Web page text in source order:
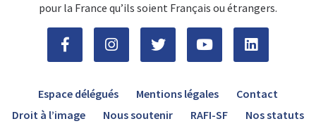
pour la France qu’ils soient Français ou étrangers.
Espace délégués Mentions légales
Contact
Droit à l’image
Nous soutenir RAFI-SF Nos statuts